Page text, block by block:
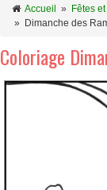
Accueil » Fêtes
»
Dimanche des
Coloriage